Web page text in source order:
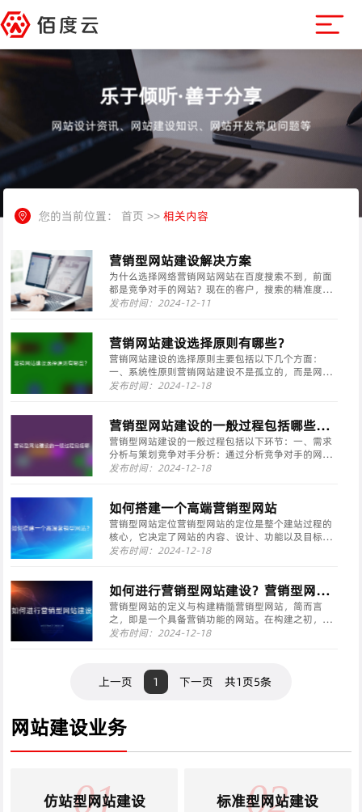
乐于倾听·善于分享
网站设计资讯、网站建设知识、网站开发常见问题等
您的当前位置： 首页 >>相关内容
营销型网站建设解决方案
为什么选择网络营销网站网站在百度搜索不到，前面
都是竞争对手的网站？现在的客户，搜索的精准度的
范围越来越小，有没有一个产品能让我抓住这些客户
牌，公司没···
发布时间：2024-12-11
营销网站建设选择原则有哪些？
营销网站建设的选择原则主要包括以下几个方面：
一、系统性原则营销网站建设不是孤立的，而是网络
营销策略的基本组成部分。因此，在网站策划和建设
深入了解，以及···
发布时间：2024-12-18
营销型网站建设的一般过程包括哪些环
节?
营销型网站建设的一般过程包括以下环节：一、需求
分析与策划竞争对手分析：通过分析竞争对手的网
站，确定营销目标及目标用户争夺范围，使营销过程
高营销效果。···
发布时间：2024-12-18
如何搭建一个高端营销型网站
营销型网站定位营销型网站的定位是整个建站过程的
核心，它决定了网站的内容、设计、功能以及目标受
众。在定位时，需要明确网站的目标、品牌调性、受
频繁更改，···
发布时间：2024-12-18
如何进行营销型网站建设？营销型网站
建设的具体流程
营销型网站的定义与构建精髓营销型网站，简而言
之，即是一个具备营销功能的网站。在构建之初，它
便以营销推广为核心理念，将营销思维、策略与技巧
经上线便能展···
发布时间：2024-12-18
上一页 1 下一页 共1页5条
网站建设业务
01
仿站型网站建设 02
标准型网站建设